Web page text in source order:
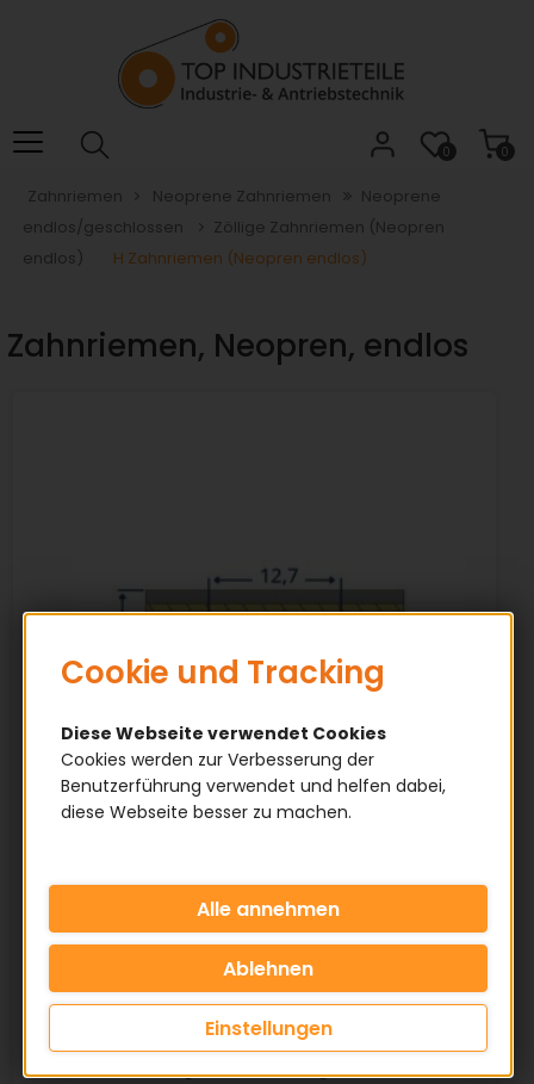
das
Barrierefreiheitsmenü
und
0
0
Zahnriemen Neoprene Zahnriemen
Neoprene
endlos/geschlossen
Zöllige Zahnriemen (Neopren
endlos)
H Zahnriemen (Neopren endlos)
Zahnriemen, Neopren, endlos
Abmessungen
Teilung: 12,70 mm
Zahn Höhe: 2,29 mm
Riemenhöhe: 4,30 mm
Referenzlänge: Lw - Wirklänge in mm
Cookie und Tracking
Diese Webseite verwendet Cookies
Cookies werden zur Verbesserung der
Benutzerführung verwendet und helfen dabei,
diese Webseite besser zu machen.
Einstellungen